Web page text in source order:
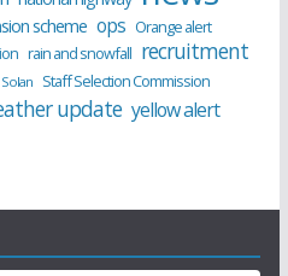
scheme ops Orange alert
rain and snowfall recruitment
Solan Staff Selection Commission
update yellow alert